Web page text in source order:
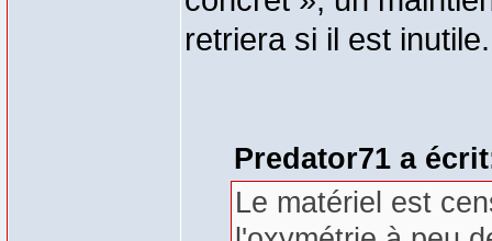
retriera si il est inutile.
Predator71 a
Le matériel est